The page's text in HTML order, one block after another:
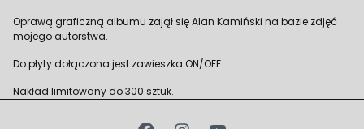
Oprawą graficzną albumu zajął się Alan Kamiński na bazie zdjęć
mojego autorstwa.
Do płyty dołączona jest zawieszka ON/OFF.
Nakład limitowany do 300 sztuk.